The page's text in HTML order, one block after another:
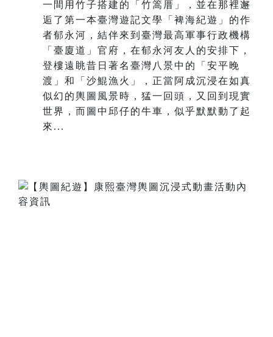
一間用竹子搭建的「竹篙厝」，並在那裡邂
逅了第一本臺灣遊記文學「裨海紀遊」的作
者郁永河，結伴來到臺灣最高軍事行政機構
「臺廈道」官府，在郁永河友人的安排下，
登樓遠眺昔日著名臺灣八景中的「安平晚
渡」和「沙鯤漁火」，正當阿成沉浸在如真
似幻的輿圖風景時，猛一回頭，又回到現實
世界，而圖中邱仔的牛車，似乎默默動了起
來...